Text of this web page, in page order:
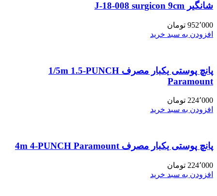
شانگیر J-18-008 surgicon 9cm
952٬000 تومان
افزودن به سبد خرید
پانچ پوستی یکبار مصرف 1/5m 1.5-PUNCH
Paramount
224٬000 تومان
افزودن به سبد خرید
پانچ پوستی یکبار مصرف 4m 4-PUNCH Paramount
224٬000 تومان
افزودن به سبد خرید